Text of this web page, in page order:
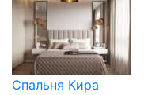
Спальня Кира